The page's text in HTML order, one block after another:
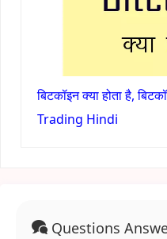
बिटकॉइन क्या होता है,
Trading Hindi
Questions